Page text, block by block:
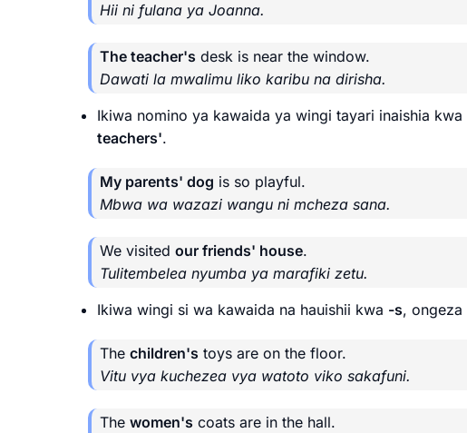
Hii ni fulana ya Joanna.
The teacher's desk is near the window.
Dawati la mwalimu liko karibu na dirisha.
Ikiwa nomino ya kawaida ya wingi tayari inaishia kwa
teachers'.
My parents' dog is so playful.
Mbwa wa wazazi wangu ni mcheza sana.
We visited our friends' house.
Tulitembelea nyumba ya marafiki zetu.
Ikiwa wingi si wa kawaida na hauishii kwa -s, ongeza
The children's toys are on the floor.
Vitu vya kuchezea vya watoto viko sakafuni.
The women's coats are in the hall.